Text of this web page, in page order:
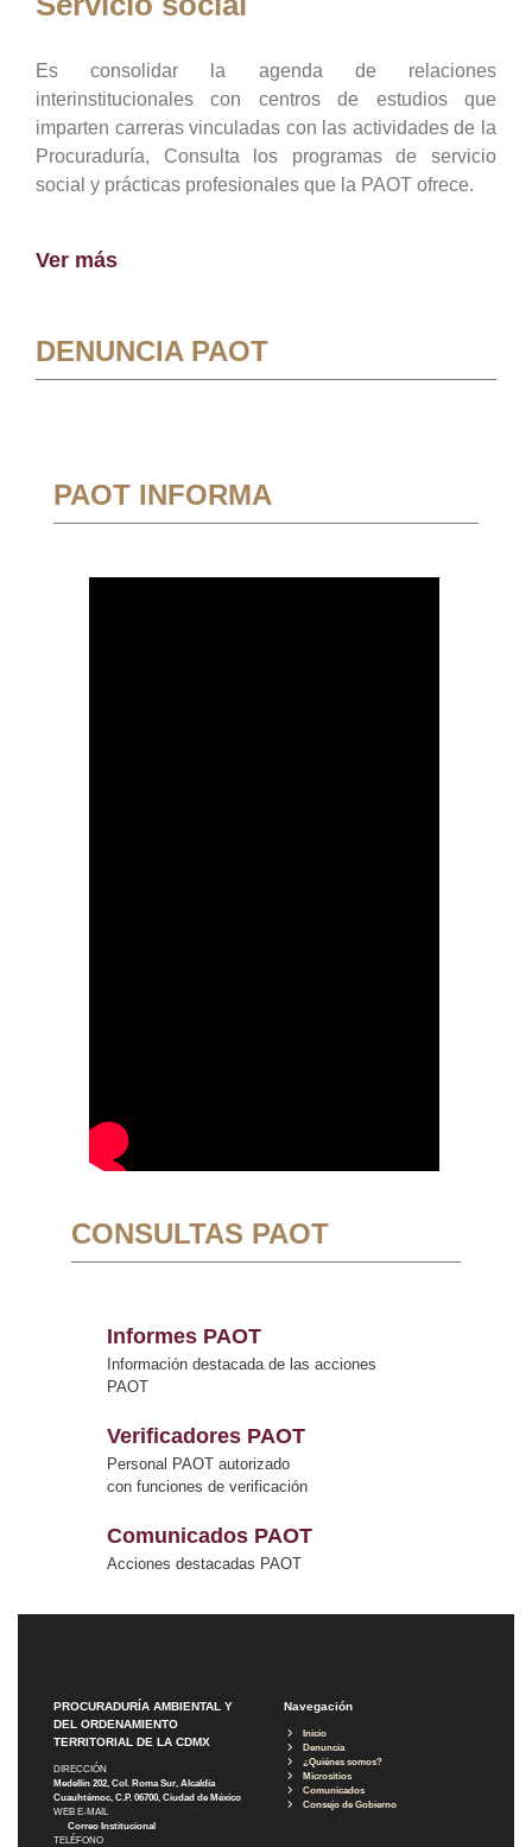
Es consolidar la agenda de relaciones
interinstitucionales con centros de estudios que
imparten carreras vinculadas con las actividades de la
Procuraduría, Consulta los programas de servicio
social y prácticas profesionales que la PAOT ofrece.
Ver más
DENUNCIA PAOT
PAOT INFORMA
CONSULTAS PAOT
Informes PAOT
Información destacada de las acciones
PAOT
Verificadores PAOT
Personal PAOT autorizado
con funciones de verificación
Comunicados PAOT
Acciones destacadas PAOT
PROCURADURÍA AMBIENTAL Y
DEL ORDENAMIENTO
TERRITORIAL DE LA CDMX
DIRECCIÓN
Medellín 202, Col. Roma Sur, Alcaldía
Cuauhtémoc, C.P. 06700, Ciudad de México
WEB E-MAIL
Correo Institucional
TELÉFONO
Navegación
Inicio
Denuncia
¿Quiénes somos?
Micrositios
Comunicados
Consejo de Gobierno